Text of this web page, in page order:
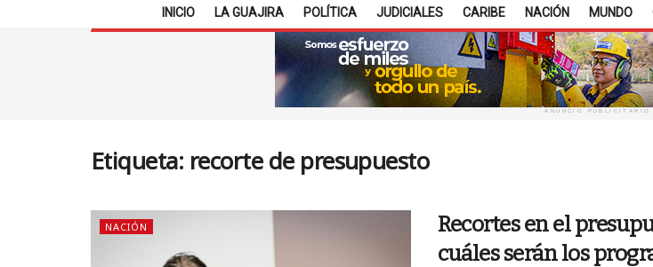
INICIO LA GUAJIRA POLÍTICA JUDICIALES CARIBE NACIÓN MUNDO
ANUNCIO PUBLICITARIO
Etiqueta: recorte de presupuesto
NACIÓN
Recortes en el
cuáles serán los